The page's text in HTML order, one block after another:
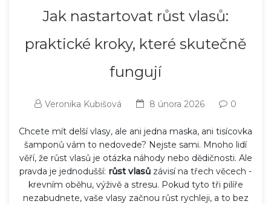
Jak nastartovat růst vlasů:
praktické kroky, které skutečně
fungují
Veronika Kubišová 8 února 2026 0
Chcete mít delší vlasy, ale ani jedna maska, ani tisícovka
šamponů vám to nedovede? Nejste sami. Mnoho lidí
věří, že růst vlasů je otázka náhody nebo dědičnosti. Ale
pravda je jednodušší: růst vlasů závisí na třech věcech -
krevním oběhu, výživě a stresu. Pokud tyto tři pilíře
nezabudnete, vaše vlasy začnou růst rychleji, a to bez